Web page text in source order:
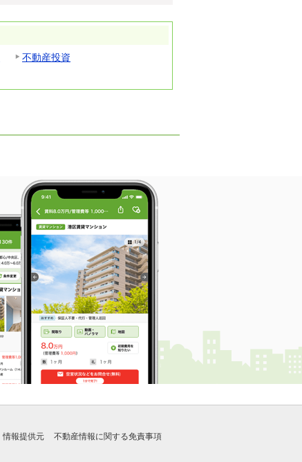
不動産投資
情報提供元 不動産情報に関する免責事項